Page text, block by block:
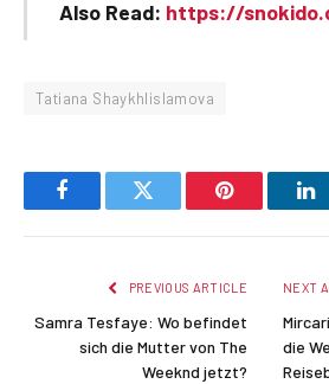
Also Read: https://
Tatiana Shaykhlislamova
FacebookTwitter Pinterest
PREVIOUS ARTICLE
Samra Tesfaye: Wo befindet
sich die Mutter von The
Weeknd jetzt?
NEXT
die